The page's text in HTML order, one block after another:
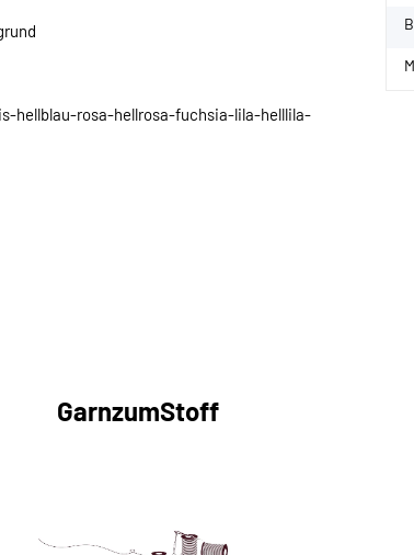
hellblau-rosa-hellrosa-fuchsia-lila-helllila-
GarnzumStoff